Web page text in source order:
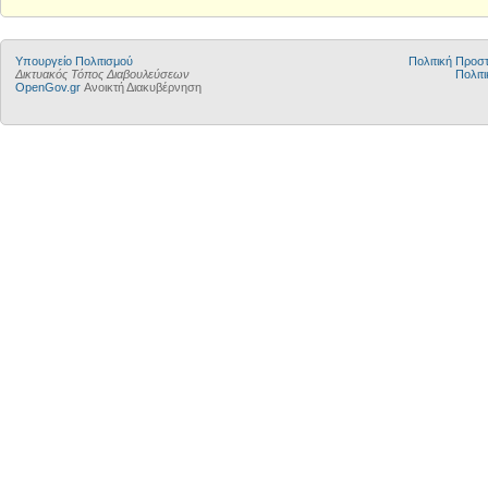
Υπουργείο Πολιτισμού
Δικτυακός Τόπος Διαβουλεύσεων
OpenGov.gr Ανοικτή Διακυβέρνηση
Πολιτική